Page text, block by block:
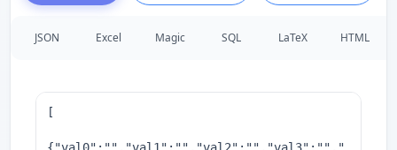
JSON Excel Magic SQL LaTeX HTML